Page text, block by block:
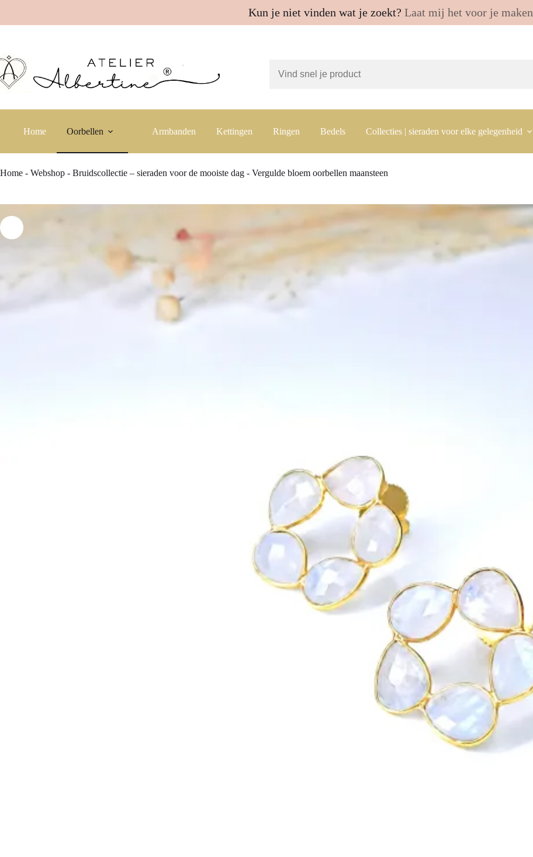
Kun je niet vinden wat je zoekt? Laat mij het voor je maken
naar
de
inhoud
Home Oorbellen Armbanden Kettingen Ringen Bedels Collecties | sieraden voor elke gelegenheid
Home - Webshop - Bruidscollectie – sieraden voor de mooiste dag - Vergulde bloem oorbellen maansteen